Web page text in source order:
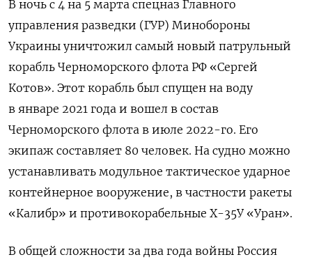
В ночь с 4 на 5 марта спецназ Главного
управления разведки (ГУР) Минобороны
Украины уничтожил самый новый патрульный
корабль Черноморского флота РФ «Сергей
Котов». Этот корабль был спущен на воду
в январе 2021 года и вошел в состав
Черноморского флота в июле 2022-го. Его
экипаж составляет 80 человек. На судно можно
устанавливать модульное тактическое ударное
контейнерное вооружение, в частности ракеты
«Калибр» и противокорабельные Х-35У «Уран».
В общей сложности за два года войны Россия